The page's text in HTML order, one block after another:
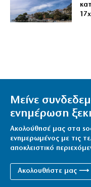
Μείνε
ενημέρωση
Ακολούθησέ μας στα
ενημερωμένος με τις
αποκλειστικό
Ακολουθήστε μας ⟶